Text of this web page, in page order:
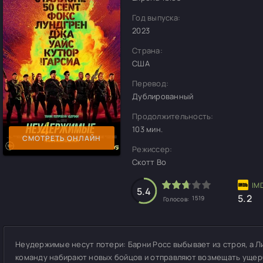
СМОТРЕТЬ ОНЛАЙН
Год выпуска:
2023
Страна:
США
Перевод:
Дублированный
Продолжительность:
103 мин.
Режиссер:
Скотт Во
5.4
Голосов: 1519 5.2
Неудержимые несут потери: Барни Росс выбывает из строя, а
команду набирают новых бойцов и отправляют возмещать